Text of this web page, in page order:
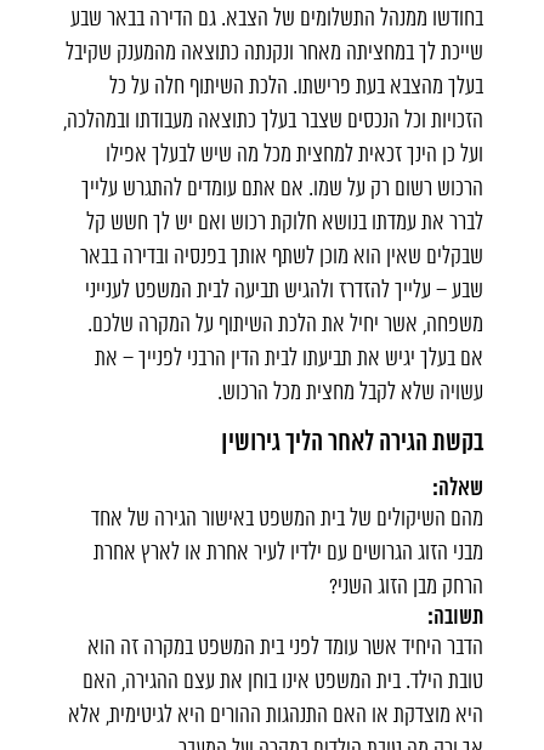
בחודשו ממנהל התשלומים של הצבא. גם הדירה בבאר שבע
שייכת לך במחציתה מאחר ונקנתה כתוצאה מהמענק שקיבל
בעלך מהצבא בעת פרישתו. הלכת השיתוף חלה על כל
הזכויות וכל הנכסים שצבר בעלך כתוצאה מעבודתו ובמהלכה,
ועל כן הינך זכאית למחצית מכל מה שיש לבעלך אפילו
הרכוש רשום רק על שמו. אם אתם עומדים להתגרש עלייך
לברר את עמדתו בנושא חלוקת רכוש ואם יש לך חשש קל
שבקלים שאין הוא מוכן לשתף אותך בפנסיה ובדירה בבאר
שבע – עלייך להזדרז ולהגיש תביעה לבית המשפט לענייני
משפחה, אשר יחיל את הלכת השיתוף על המקרה שלכם.
אם בעלך יגיש את תביעתו לבית הדין הרבני לפנייך – את
עשויה שלא לקבל מחצית מכל הרכוש.
בקשת הגירה לאחר הליך גירושין
שאלה:
מהם השיקולים של בית המשפט באישור הגירה של אחד
מבני הזוג הגרושים עם ילדיו לעיר אחרת או לארץ אחרת
הרחק מבן הזוג השני?
תשובה:
הדבר היחיד אשר עומד לפני בית המשפט במקרה זה הוא
טובת הילד. בית המשפט אינו בוחן את עצם ההגירה, האם
היא מוצדקת או האם התנהגות ההורים היא לגיטימית, אלא